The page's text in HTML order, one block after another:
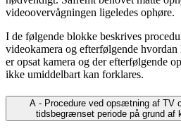
videoovervågningen ligeledes ophøre.
I de følgende blokke beskrives
videokamera og efterfølgende hvordan
er opsat kamera og der efterfølgende
ikke umiddelbart kan forklares.
A - Procedure ved opsætning af TV
tidsbegrænset periode på grund af